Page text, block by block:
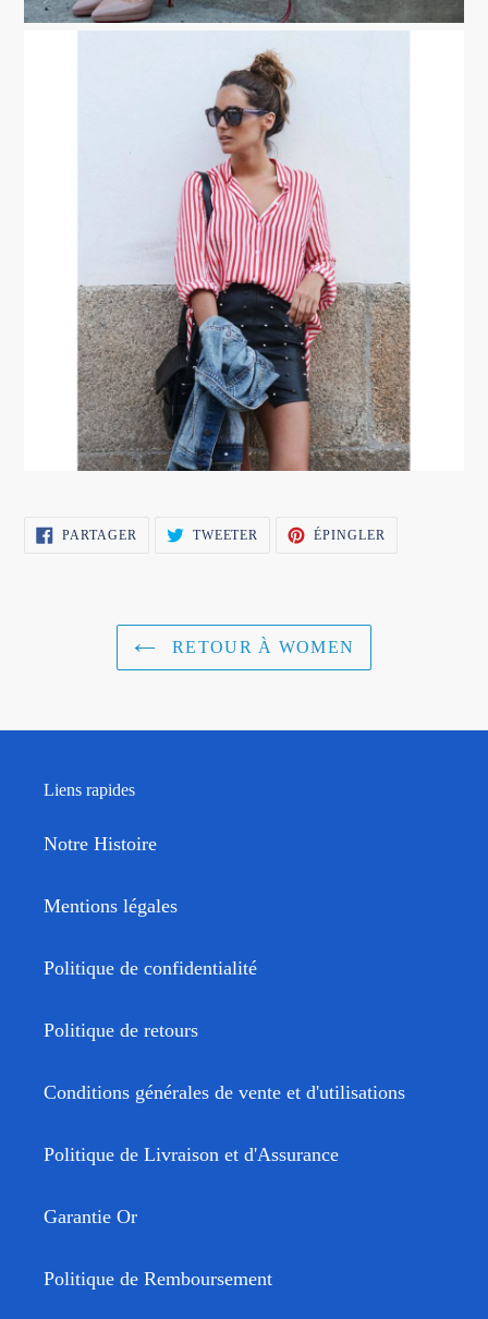
PARTAGER PARTAGER
SUR
TWEETER TWEETERÉPINGLER
RETOUR À WOMEN
Liens rapides
Notre Histoire
Mentions légales
Politique de confidentialité
Politique de retours
Conditions générales de vente et d'utilisations
Politique de Livraison et d'Assurance
Garantie Or
Politique de Remboursement